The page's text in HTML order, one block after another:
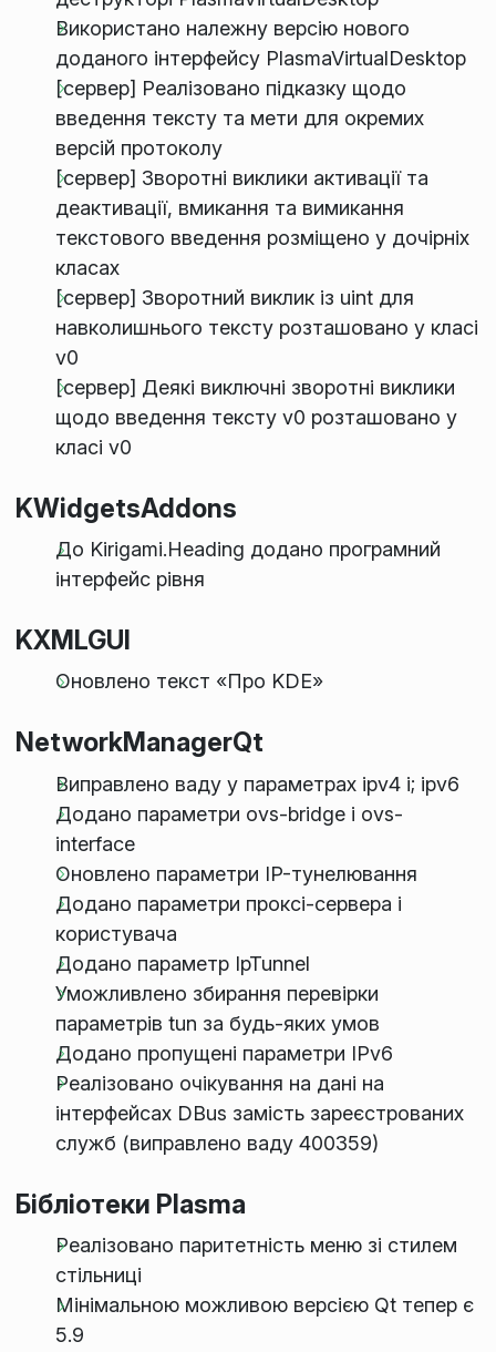
Використано належну версію нового
доданого інтерфейсу PlasmaVirtualDesktop
[сервер] Реалізовано підказку щодо
введення тексту та мети для окремих
версій протоколу
[сервер] Зворотні виклики активації та
деактивації, вмикання та вимикання
текстового введення розміщено у дочірніх
класах
[сервер] Зворотний виклик із uint для
навколишнього тексту розташовано у класі
v0
[сервер] Деякі виключні зворотні виклики
щодо введення тексту v0 розташовано у
класі v0
KWidgetsAddons
До Kirigami.Heading додано програмний
інтерфейс рівня
KXMLGUI
Оновлено текст «Про KDE»
NetworkManagerQt
Виправлено ваду у параметрах ipv4 і; ipv6
Додано параметри ovs-bridge і ovs-
interface
Оновлено параметри IP-тунелювання
Додано параметри проксі-сервера і
користувача
Додано параметр IpTunnel
Уможливлено збирання перевірки
параметрів tun за будь-яких умов
Додано пропущені параметри IPv6
Реалізовано очікування на дані на
інтерфейсах DBus замість зареєстрованих
служб (виправлено ваду 400359)
Бібліотеки Plasma
Реалізовано паритетність меню зі стилем
стільниці
Мінімальною можливою версією Qt тепер є
5.9